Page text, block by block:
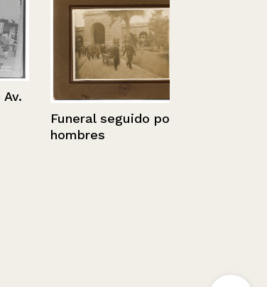
Funeral seguido por
hombres